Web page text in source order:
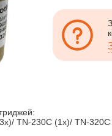
TN-230C (1x)/ TN-